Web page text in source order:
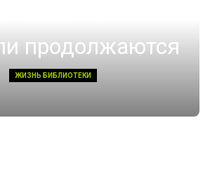
продолжаются
ЖИЗНЬ БИБЛИОТЕКИ